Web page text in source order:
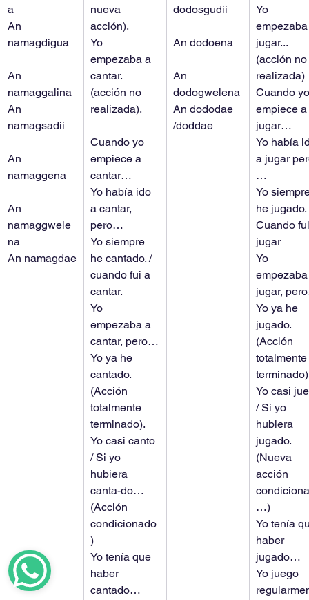
a
An
namagdigua
An
namaggalina
An
namagsadii
An
namaggena
An
namaggwele
na
An namagdae
nueva
acción).
Yo
empezaba a
cantar.
(acción no
realizada).
Cuando yo
empiece a
cantar…
Yo había ido
a cantar,
pero…
Yo siempre
he cantado. /
cuando fui a
cantar.
Yo
empezaba a
cantar, pero…
Yo ya he
cantado.
(Acción
totalmente
terminado).
Yo casi canto
/ Si yo
hubiera
canta-do…
(Acción
condicionado
)
Yo tenía que
haber
cantado…
dodosgudii
An dodoena
An
dodogwelena
An dododae
/doddae
Yo
jugar...
(acción no
realizada)
Cuando
empiece a
jugar…
Yo había
a jugar
…
Yo
he
Cuando
jugar
Yo
jugar,
Yo ya he
jugado.
(Acción
totalmente
Yo casi
/ Si yo
hubiera
jugado.
(Nueva
acción
…)
Yo tenía
haber
jugado…
Yo juego